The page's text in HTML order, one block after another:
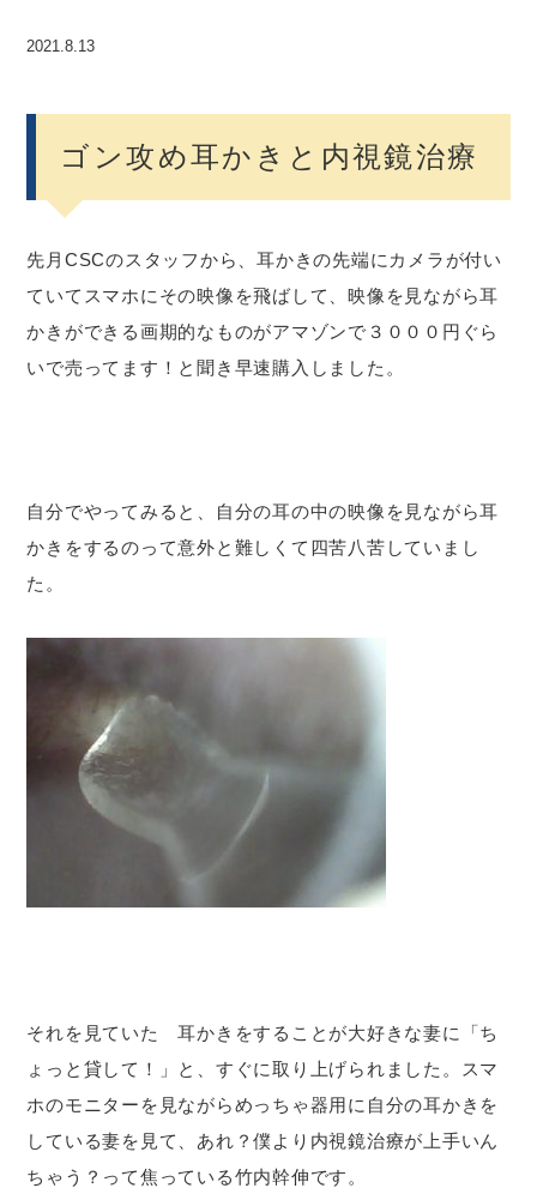
2021.8.13
ゴン攻め耳かきと内視鏡治療
先月CSCのスタッフから、耳かきの先端にカメラが付い
ていてスマホにその映像を飛ばして、映像を見ながら耳
かきができる画期的なものがアマゾンで３０００円ぐら
いで売ってます！と聞き早速購入しました。
自分でやってみると、自分の耳の中の映像を見ながら耳
かきをするのって意外と難しくて四苦八苦していまし
た。
それを見ていた 耳かきをすることが大好きな妻に「ち
ょっと貸して！」と、すぐに取り上げられました。スマ
ホのモニターを見ながらめっちゃ器用に自分の耳かきを
している妻を見て、あれ？僕より内視鏡治療が上手いん
ちゃう？って焦っている竹内幹伸です。